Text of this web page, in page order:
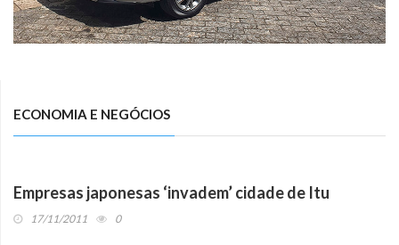
ECONOMIA E NEGÓCIOS
Empresas japonesas ‘invadem’ cidade de Itu
17/11/2011 0